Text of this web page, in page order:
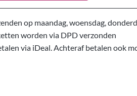
op maandag, woensdag,
worden via DPD verzonden
via iDeal. Achteraf betalen ook